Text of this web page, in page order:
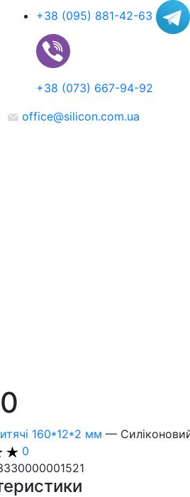
+38 (095) 881-42-63
+38 (073) 667-94-92
office@silicon.com.ua
160*12*2 мм —
0